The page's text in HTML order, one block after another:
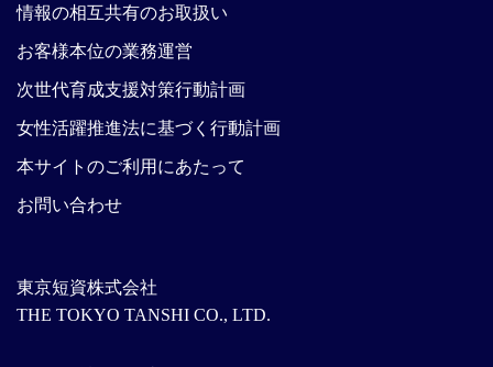
東京短資株式会社
THE TOKYO TANSHI CO., LTD.
情報の相互共有のお取扱い
お客様本位の業務運営
次世代育成支援対策行動計画
女性活躍推進法に基づく行動計画
本サイトのご利用にあたって
お問い合わせ